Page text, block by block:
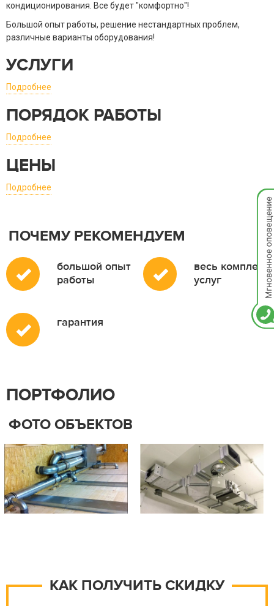
кондиционирования. Все будет "комфортно"!
Большой опыт работы, решение нестандартных проблем,
различные варианты оборудования!
УСЛУГИ
Подробнее
ПОРЯДОК РАБОТЫ
Подробнее
ЦЕНЫ
Подробнее
ПОЧЕМУ РЕКОМЕНДУЕМ
большой опыт
работы
весь комплекс
услуг
гарантия
ПОРТФОЛИО
ФОТО ОБЪЕКТОВ
КАК ПОЛУЧИТЬ СКИДКУ